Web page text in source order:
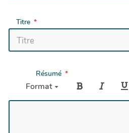
Titre
Résumé
Format